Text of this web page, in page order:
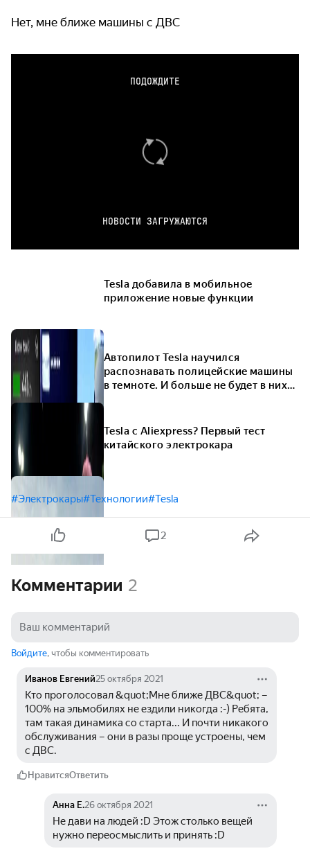
Нет, мне ближе машины с ДВС
ПОДОЖДИТЕ
НОВОСТИ ЗАГРУЖАЮТСЯ
Tesla добавила в мобильное
приложение новые функции
Автопилот Tesla научился
распознавать полицейские машины
в темноте. И больше не будет в них
Tesla с Aliexpress? Первый тест
китайского электрокара
#Электрокары#Технологии#Tesla
2
Комментарии 2
Войдите, чтобы комментировать
Иванов Евгений25 октября 2021
Кто проголосовал &quot;Мне ближе ДВС&quot; –
100% на эльмобилях не ездили никогда :-) Ребята,
там такая динамика со старта... И почти никакого
обслуживания – они в разы проще устроены, чем
с ДВС.
НравитсяОтветить
Анна Е.26 октября 2021
Не дави на людей :D Этож столько вещей
нужно переосмыслить и принять :D